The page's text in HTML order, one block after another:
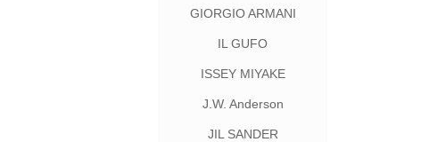
GIORGIO ARMANI
IL GUFO
ISSEY MIYAKE
J.W. Anderson
JIL SANDER